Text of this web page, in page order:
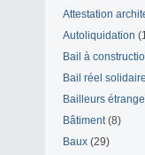
Attestation
Autoliquidation
Bail à
Bail réel
Bailleurs
Bâtiment(8)
Baux (29)